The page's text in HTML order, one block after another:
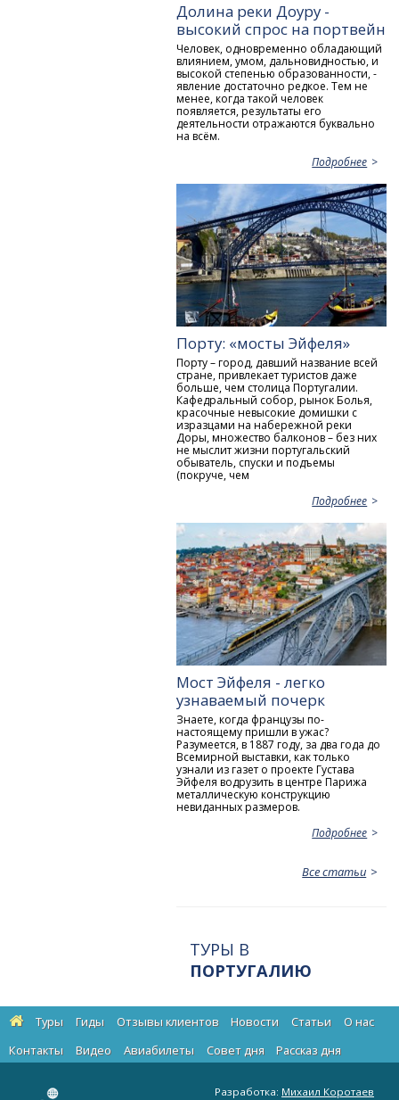
Долина реки Доуру -
высокий спрос на портвейн
Человек, одновременно обладающий
влиянием, умом, дальновидностью, и
высокой степенью образованности, -
явление достаточно редкое. Тем не
менее, когда такой человек
появляется, результаты его
деятельности отражаются буквально
на всём.
Подробнее
Порту: «мосты Эйфеля»
Порту – город, давший название всей
стране, привлекает туристов даже
больше, чем столица Португалии.
Кафедральный собор, рынок Болья,
красочные невысокие домишки с
изразцами на набережной реки
Доры, множество балконов – без них
не мыслит жизни португальский
обыватель, спуски и подъемы
(покруче, чем
Подробнее
Мост Эйфеля - легко
узнаваемый почерк
Знаете, когда французы по-
настоящему пришли в ужас?
Разумеется, в 1887 году, за два года до
Всемирной выставки, как только
узнали из газет о проекте Густава
Эйфеля водрузить в центре Парижа
металлическую конструкцию
невиданных размеров.
Подробнее
Все статьи
ТУРЫ В
ПОРТУГАЛИЮ
Туры Гиды Отзывы клиентов Новости Статьи
О нас
Контакты
Видео Авиабилеты Cовет дня Рассказ дня
Разработка: Михаил Коротаев